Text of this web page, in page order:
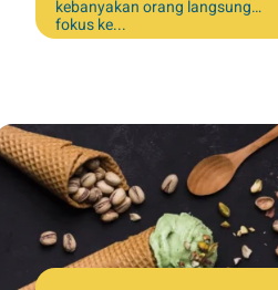
Dessert
kebanyakan orang langsung
fokus ke...